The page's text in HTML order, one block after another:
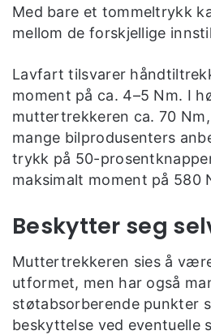
Med bare et tommeltrykk
mellom de forskjellige
Lavfart tilsvarer
moment på ca. 4–5 Nm. I
muttertrekkeren ca. 70
mange bilprodusenters
trykk på 50-
maksimalt moment på 580
Beskytter seg
Muttertrekkeren sies å
utformet, men har også
støtabsorberende punkter
beskyttelse ved eventuelle